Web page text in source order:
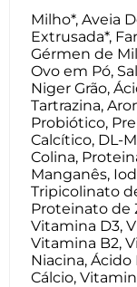
Milho*, Aveia
Extrusada*,
Gérmen de
Ovo em Pó,
Niger Grão,
Tartrazina,
Probiótico,
Calcítico, DL-
Colina,
Manganês,
Tripicolinato
Proteinato de
Vitamina D3,
Vitamina B2,
Niacina,
Cálcio,